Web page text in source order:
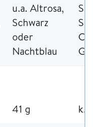
u.a. Altrosa,
Schwarz
oder
Nachtblau
41 g k.